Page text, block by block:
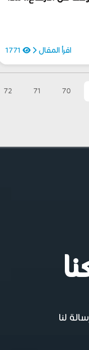
اقرأ المقال 1771
70
71
72
لنا